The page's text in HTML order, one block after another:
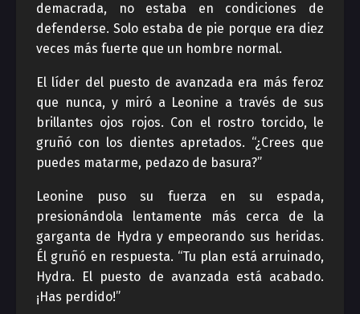
demacrada, no estaba en condiciones de
defenderse. Solo estaba de pie porque era diez
veces más fuerte que un hombre normal.
El líder del puesto de avanzada era más feroz
que nunca, y miró a Leonine a través de sus
brillantes ojos rojos. Con el rostro torcido, le
gruñó con los dientes apretados. “¿Crees que
puedes matarme, pedazo de basura?”
Leonine puso su fuerza en su espada,
presionándola lentamente más cerca de la
garganta de Hydra y empeorando sus heridas.
Él gruñó en respuesta. “Tu plan está arruinado,
Hydra. El puesto de avanzada está acabado.
¡Has perdido!”